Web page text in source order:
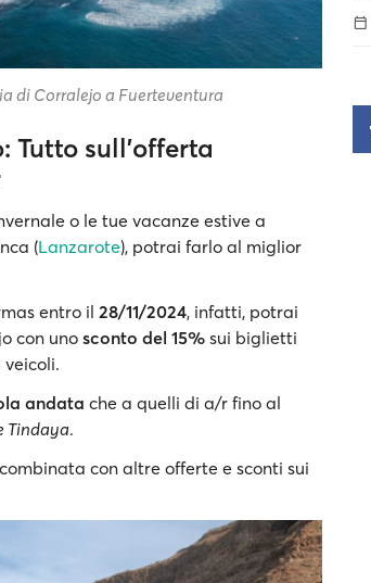
di Corralejo a Fuerteventura
Tutto sull’offerta
o le tue vacanze estive a
(Lanzarote), potrai farlo al miglior
entro il 28/11/2024, infatti, potrai
con uno sconto del 15% sui biglietti
andata che a quelli di a/r fino al
Tindaya.
con altre offerte e sconti sui